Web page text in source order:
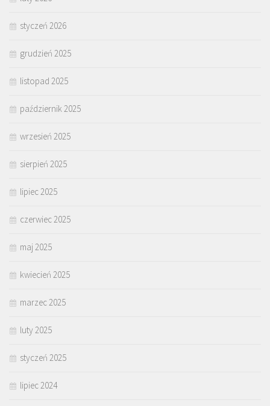
styczeń 2026
grudzień 2025
listopad 2025
październik 2025
wrzesień 2025
sierpień 2025
lipiec 2025
czerwiec 2025
maj 2025
kwiecień 2025
marzec 2025
luty 2025
styczeń 2025
lipiec 2024